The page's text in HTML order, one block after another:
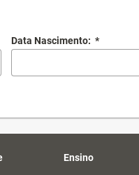
Data Nascimento: *
Ensino